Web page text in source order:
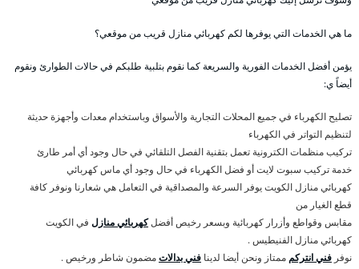
ما هي الخدمات التي يوفرها لكم كهربائي منازل قريب من موقعي؟
يؤمن أفضل الخدمات الفورية والسريعة كما نقوم بتلبية طلبكم في حالات الطوارئ ونقوم
أيضاً ي:
تصليح الكهرباء في جميع المحلات التجارية والأسواق وباستخدام معدات وأجهزة حديثة
لتنظيم التواتر في الكهرباء
تركيب منظمات الكترونية تعمل بتقنية الفصل التلقائي في حال وجود أي أمر طارئ
خدمة تركيب سبوت لايت أو فضل الكهرباء في حال وجود أي ماس كهربائي
كهربائي منازل الكويت يوفر السرعة والمصداقية في التعامل هي شعارنا ونوفر كافة
قطع الغيار من
مقابس وقواطع وأزرار كهربائية وبسعر رخيص أفضلكهربائي منازل في الكويت
كهربائي منازل الفنيطيس .
نوفر فني انتركم ممتاز ونحن أيضا لدينا فني بدالاتمضمون شاطر ورخيص .